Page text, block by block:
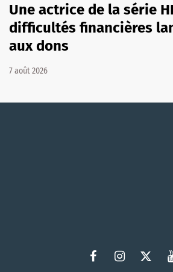
Une actrice de la série
difficultés financières
aux dons
7 août 2026